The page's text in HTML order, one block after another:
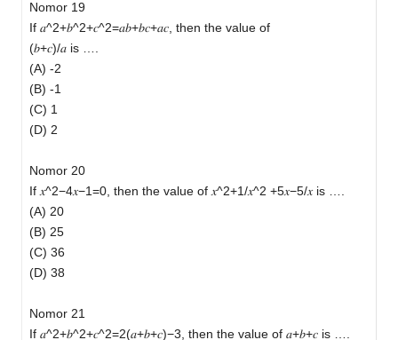
Nomor 19
If 𝑎^2+𝑏^2+𝑐^2=𝑎𝑏+𝑏𝑐+𝑎𝑐, then the value of
(𝑏+𝑐)/𝑎 is ….
(A) -2
(B) -1
(C) 1
(D) 2
Nomor 20
If 𝑥^2−4𝑥−1=0, then the value of 𝑥^2+1/𝑥^2 +5𝑥−5/𝑥 is ….
(A) 20
(B) 25
(C) 36
(D) 38
Nomor 21
If 𝑎^2+𝑏^2+𝑐^2=2(𝑎+𝑏+𝑐)−3, then the value of 𝑎+𝑏+𝑐 is ….